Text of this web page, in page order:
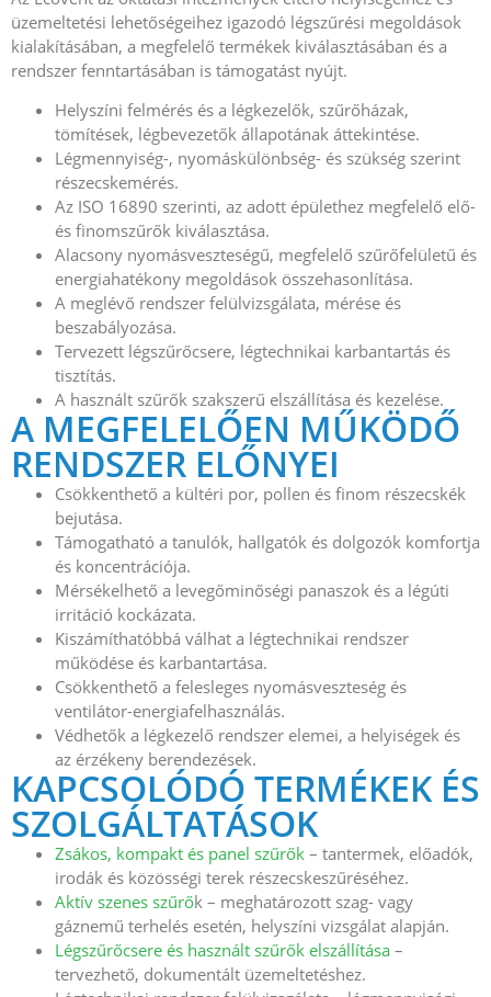
üzemeltetési lehetőségeihez igazodó légszűrési megoldások
kialakításában, a megfelelő termékek kiválasztásában és a
rendszer fenntartásában is támogatást nyújt.
Helyszíni felmérés és a légkezelők, szűrőházak,
tömítések, légbevezetők állapotának áttekintése.
Légmennyiség-, nyomáskülönbség- és szükség szerint
részecskemérés.
Az ISO 16890 szerinti, az adott épülethez megfelelő elő-
és finomszűrők kiválasztása.
Alacsony nyomásveszteségű, megfelelő szűrőfelületű és
energiahatékony megoldások összehasonlítása.
A meglévő rendszer felülvizsgálata, mérése és
beszabályozása.
Tervezett légszűrőcsere, légtechnikai karbantartás és
tisztítás.
A használt szűrők szakszerű elszállítása és kezelése.
A MEGFELELŐEN MŰKÖDŐ
RENDSZER ELŐNYEI
Csökkenthető a kültéri por, pollen és finom részecskék
bejutása.
Támogatható a tanulók, hallgatók és dolgozók komfortja
és koncentrációja.
Mérsékelhető a levegőminőségi panaszok és a légúti
irritáció kockázata.
Kiszámíthatóbbá válhat a légtechnikai rendszer
működése és karbantartása.
Csökkenthető a felesleges nyomásveszteség és
ventilátor-energiafelhasználás.
Védhetők a légkezelő rendszer elemei, a helyiségek és
az érzékeny berendezések.
KAPCSOLÓDÓ TERMÉKEK ÉS
SZOLGÁLTATÁSOK
Zsákos, kompakt és panel szűrők – tantermek, előadók,
irodák és közösségi terek részecskeszűréséhez.
Aktív szenes szűrők – meghatározott szag- vagy
gáznemű terhelés esetén, helyszíni vizsgálat alapján.
Légszűrőcsere és használt szűrők elszállítása –
tervezhető, dokumentált üzemeltetéshez.